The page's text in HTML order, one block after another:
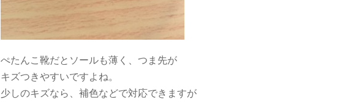
ぺたんこ靴だとソールも薄く、つま先が
キズつきやすいですよね。
少しのキズなら、補色などで対応できますが